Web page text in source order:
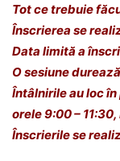
Tot ce trebuie
Înscrierea se
Data limită a
O sesiune
Întâlnirile au loc
orele 9:00 –
Înscrierile se